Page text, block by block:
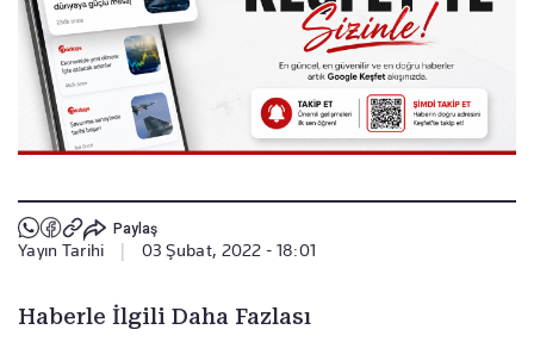
Paylaş
Yayın Tarihi 03 Şubat, 2022 - 18:01
Haberle İlgili Daha Fazlası